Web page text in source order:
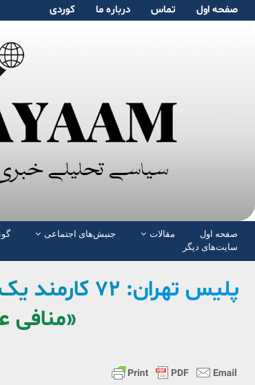
صفحە اول تماس دربارە ما کوردی
صفحە اول مقالات جنبش‌های اجتماعی
سایت‌های دیگر
پلیس تهران: